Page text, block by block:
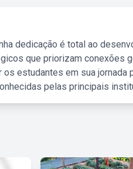
dedicação é total ao
que priorizam conexões
estudantes em sua jornada
pelas principais